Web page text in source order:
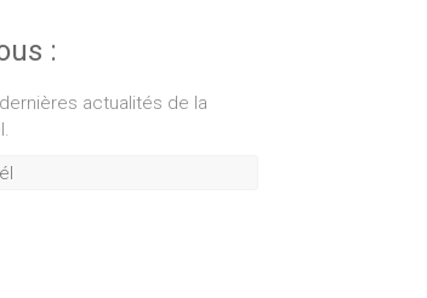
:
actualités de la